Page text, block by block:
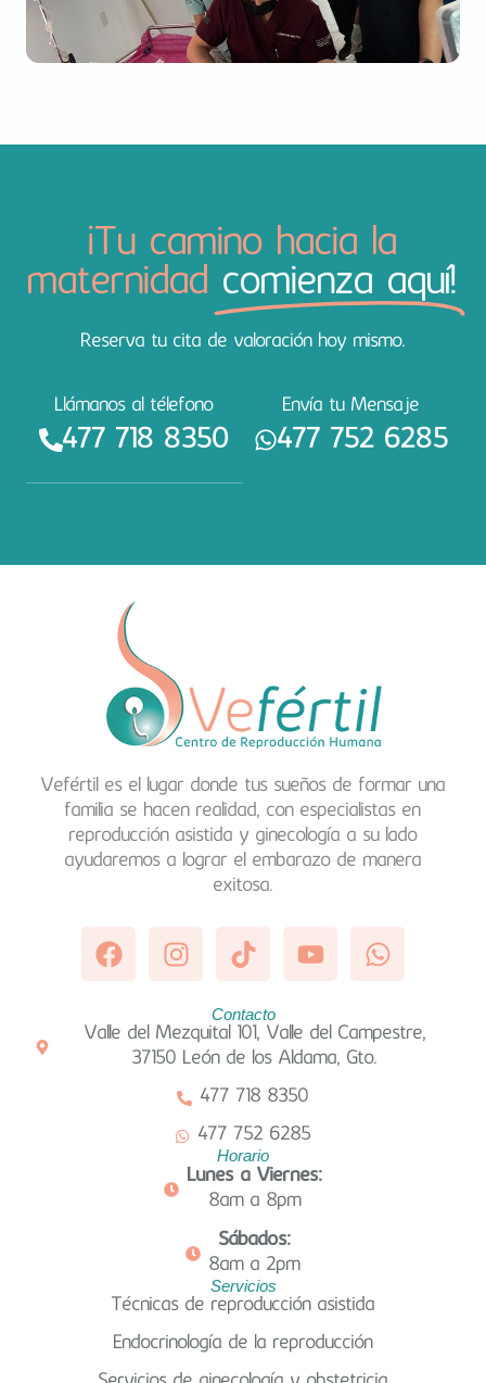
¡Tu camino hacia la
maternidad comienza aquí!
Reserva tu cita de valoración hoy mismo.
Llámanos al télefono
477 718 8350
Envía tu Mensaje
477 752 6285
Vefértil es el lugar donde tus sueños de formar una
familia se hacen realidad, con especialistas en
reproducción asistida y ginecología a su lado
ayudaremos a lograr el embarazo de manera
exitosa.
FacebookInstagram
TiktokYoutube
Contacto
Valle del Mezquital 101, Valle del Campestre,
37150 León de los Aldama, Gto.
477 718 8350
477 752 6285
Horario
Lunes a Viernes:
8am a 8pm
Sábados:
8am a 2pm
Servicios
Técnicas de reproducción asistida
Endocrinología de la reproducción